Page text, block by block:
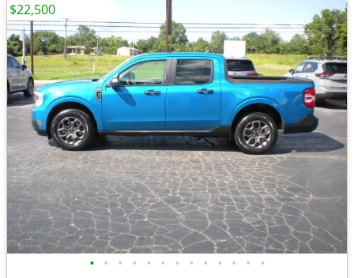
• • • • • • • • • • • • •
$22,500